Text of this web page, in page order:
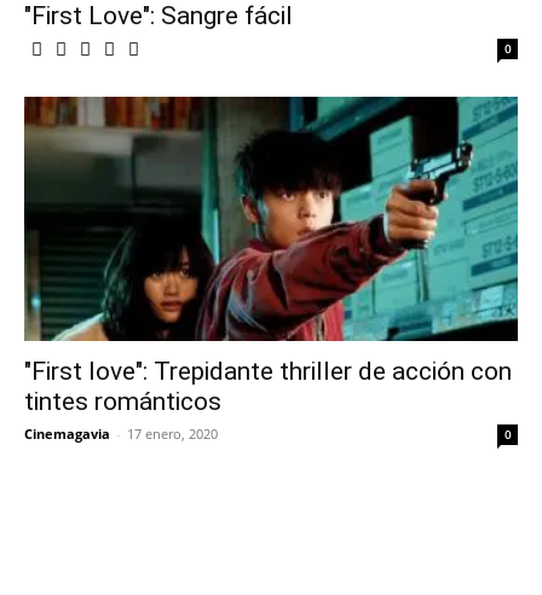
"First Love": Sangre fácil
0
"First love": Trepidante thriller de acción con
tintes románticos
Cinemagavia - 17 enero, 2020 0